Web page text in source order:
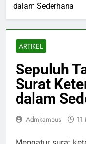
dalam Sederhana
ARTIKEL
Sepuluh
Surat
dalam
Admkampus 11